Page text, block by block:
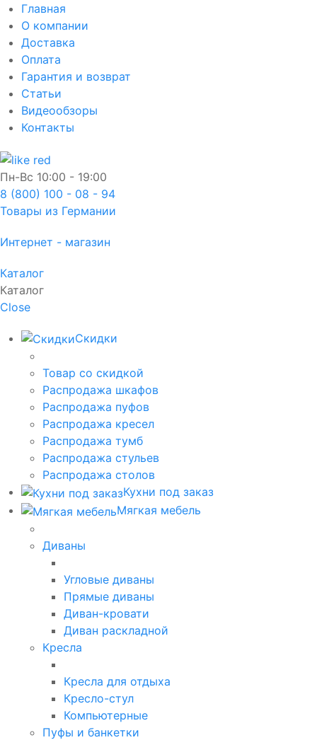
Главная
О компании
Доставка
Оплата
Гарантия и возврат
Статьи
Видеообзоры
Контакты
Пн-Вс 10:00 - 19:00
8 (800) 100 - 08 - 94
Товары из Германии
Интернет - магазин
Каталог
Каталог
Close
Скидки
Товар со скидкой
Распродажа шкафов
Распродажа пуфов
Распродажа кресел
Распродажа тумб
Распродажа стульев
Распродажа столов
Кухни под заказ
Мягкая мебель
Диваны
Угловые диваны
Прямые диваны
Диван-кровати
Диван раскладной
Кресла
Кресла для отдыха
Кресло-стул
Компьютерные
Пуфы и банкетки